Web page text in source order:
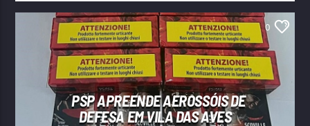
0
PSP APREENDE AEROSSÓIS DE
DEFESA EM VILA DAS AVES